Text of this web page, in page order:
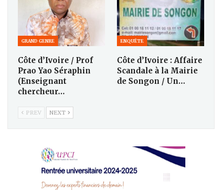
GRAND GENRE
Côte d’Ivoire / Prof
Prao Yao Séraphin
(Enseignant
chercheur…
ENQUÊTE
Côte d’Ivoire : Affaire
Scandale à la Mairie
de Songon / Un…
PREV NEXT